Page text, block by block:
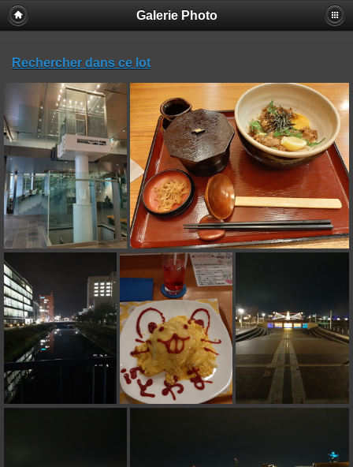
Galerie Photo
Rechercher dans ce lot